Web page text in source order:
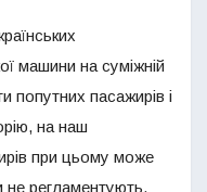
машини на суміжній
попутних пасажирів і
на наш
при цьому може
не регламентують,